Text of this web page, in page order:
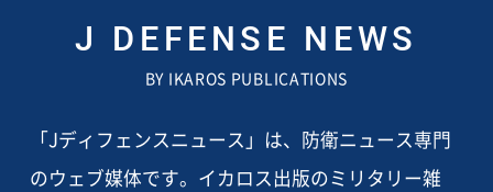
J DEFENSE NEWS
BY IKAROS PUBLICATIONS
「Jディフェンスニュース」は、防衛ニュース専門
のウェブ媒体です。イカロス出版のミリタリー雑